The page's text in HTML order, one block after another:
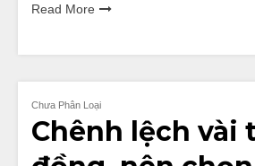
Read More
Chưa Phân Loại
Chênh lệch vài